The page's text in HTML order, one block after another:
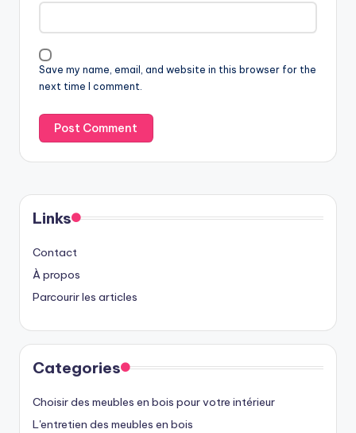
Save my name, email, and website in this browser for the
next time I comment.
Links
Contact
À propos
Parcourir les articles
Categories
Choisir des meubles en bois pour votre intérieur
L'entretien des meubles en bois